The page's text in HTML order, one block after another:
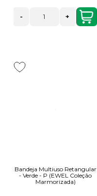
- +
Bandeja Multiuso Retangular
- Verde - P (EWEL Coleção
Marmorizada)